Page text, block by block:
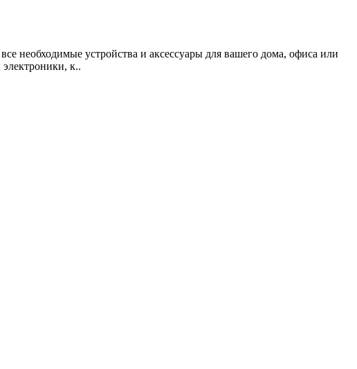
необходимые устройства и аксессуары для вашего дома, офиса или
к..